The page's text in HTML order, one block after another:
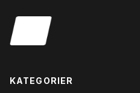
KATEGORIER